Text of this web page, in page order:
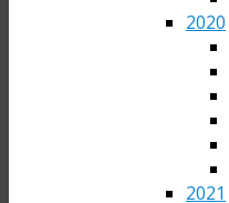
2020
2021